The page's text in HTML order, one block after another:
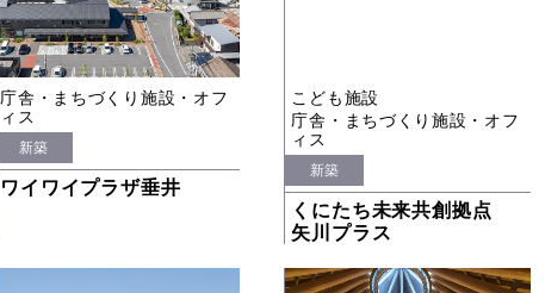
庁舎・まちづくり施設・オフ
ィス
新築
ワイワイプラザ垂井
こども施設
庁舎・まちづくり施設・オフ
ィス
新築
くにたち未来共創拠点
矢川プラス